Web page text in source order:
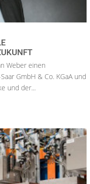
Weber einen
GmbH & Co. KGaA und
und der...